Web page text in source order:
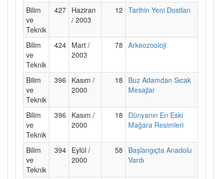
Bilim
ve
Teknik
427 Haziran
/ 2003
12 Tarihin Yeni Dostları
Bilim
ve
Teknik
424 Mart /
2003
78 Arkeozooloji
Bilim
ve
Teknik
396
Kasım /
2000
18
Buz Adamdan Sıcak
Mesajlar
Bilim
ve
Teknik
396
Kasım /
2000
18
Dünyanın En Eski
Mağara Resimleri
Bilim
ve
Teknik
394 Eylül /
2000
58
Başlangıçta Anadolu
Vardı